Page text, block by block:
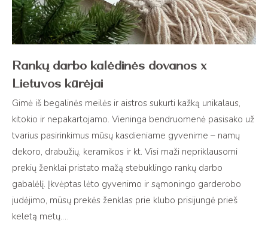
Rankų darbo kalėdinės dovanos x
Lietuvos kūrėjai
Gimė iš begalinės meilės ir aistros sukurti kažką unikalaus,
kitokio ir nepakartojamo. Vieninga bendruomenė pasisako už
tvarius pasirinkimus mūsų kasdieniame gyvenime – namų
dekoro, drabužių, keramikos ir kt. Visi maži nepriklausomi
prekių ženklai pristato mažą stebuklingo rankų darbo
gabalėlį. Įkvėptas lėto gyvenimo ir sąmoningo garderobo
judėjimo, mūsų prekės ženklas prie klubo prisijungė prieš
keletą metų.…